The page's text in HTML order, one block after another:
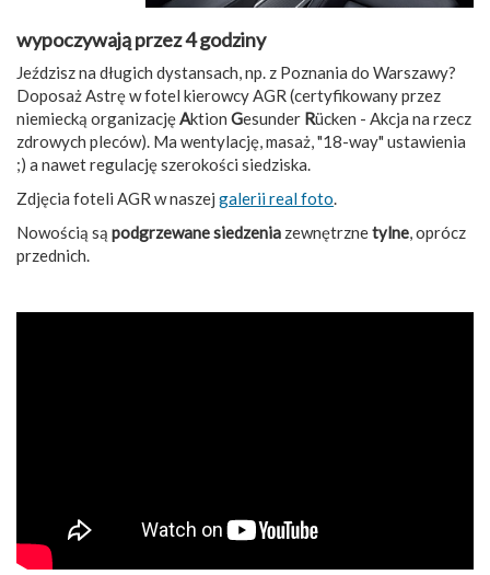
wypoczywają przez 4 godziny
Jeździsz na długich dystansach, np. z Poznania do Warszawy?
Doposaż Astrę w fotel kierowcy AGR (certyfikowany przez
niemiecką organizacjęAktion Gesunder Rücken - Akcja na rzecz
zdrowych pleców). Ma wentylację, masaż, "18-way" ustawienia
;) a nawet regulację szerokości siedziska.
Zdjęcia foteli AGR w naszej galerii real foto.
Nowością są podgrzewane siedzenia zewnętrznetylne, oprócz
przednich.